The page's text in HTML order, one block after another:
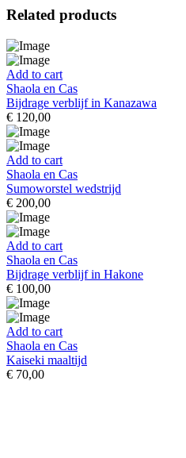
Related products
Add to cart
Shaola en Cas
Bijdrage verblijf in Kanazawa
€ 120,00
Add to cart
Shaola en Cas
Sumoworstel wedstrijd
€ 200,00
Add to cart
Shaola en Cas
Bijdrage verblijf in Hakone
€ 100,00
Add to cart
Shaola en Cas
Kaiseki maaltijd
€ 70,00